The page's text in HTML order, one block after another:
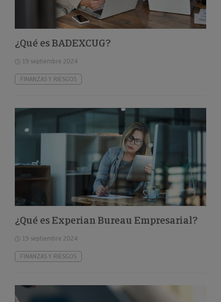
¿Qué es BADEXCUG?
19 septiembre 2024
FINANZAS Y RIESGOS
¿Qué es Experian Bureau Empresarial?
19 septiembre 2024
FINANZAS Y RIESGOS